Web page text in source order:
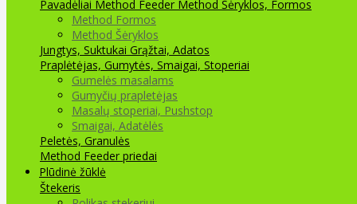
Pavadėliai Method Feeder Method Šėryklos, Formos
Method Formos
Method Šėryklos
Jungtys, Suktukai Grąžtai, Adatos
Praplėtėjas, Gumytės, Smaigai, Stoperiai
Gumelės masalams
Gumyčių prapletėjas
Masalų stoperiai, Pushstop
Smaigai, Adatėlės
Peletės, Granulės
Method Feeder priedai
Plūdinė žūklė
Štekeris